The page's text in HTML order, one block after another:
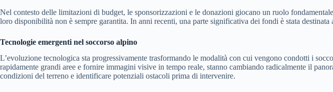
Nel contesto delle limitazioni di budget, le sponsorizzazioni e le donazioni giocano un ruolo
loro disponibilità non è sempre garantita. In anni recenti, una parte significativa dei fondi è stata
Tecnologie emergenti nel soccorso alpino
L’evoluzione tecnologica sta progressivamente trasformando le modalità con cui vengono condotti i
rapidamente grandi aree e fornire immagini visive in tempo reale, stanno cambiando radicalmente il
condizioni del terreno e identificare potenziali ostacoli prima di intervenire.